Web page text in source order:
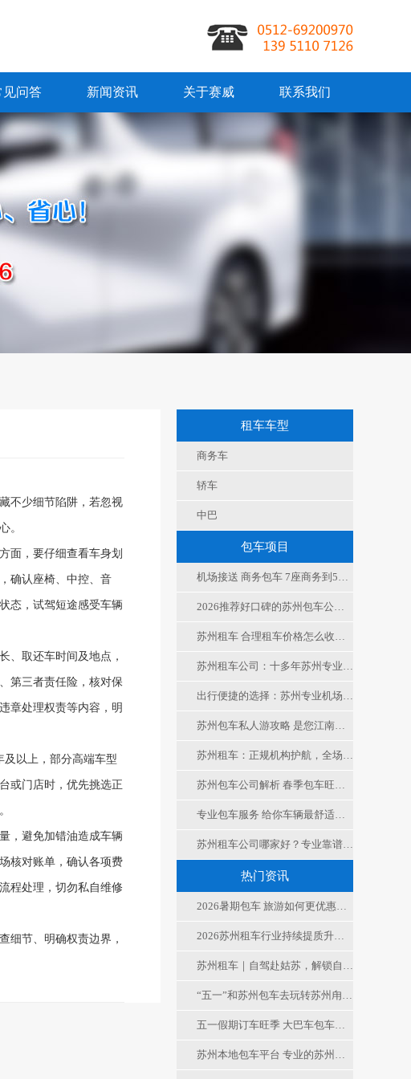
见问答 新闻资讯 关于赛威 联系我们
不少细节陷阱，若忽视
。
面，要仔细查看车身划
确认座椅、中控、音
态，试驾短途感受车辆
、取还车时间及地点，
第三者责任险，核对保
章处理权责等内容，明
以上，部分高端车型
或门店时，优先挑选正
，避免加错油造成车辆
核对账单，确认各项费
程处理，切勿私自维修
细节、明确权责边界，
租车车型
商务车
轿车
中巴
包车项目
机场接送 商务包车 7座商务到53座中巴给您24小时专属司机包车技巧
2026推荐好口碑的苏州包车公司之十几年的租车公司
苏州租车 合理租车价格怎么收费，赛威租车公司更划算实惠
苏州租车公司：十多年苏州专业代驾租车公司高口碑的包车公司
出行便捷的选择：苏州专业机场接送，让您畅通无忧
苏州包车私人游攻略 是您江南游最大的舒适合便捷
苏州租车：正规机构护航，全场景适配，便捷实惠更省心
苏州包车公司解析 春季包车旺季 如何选择车型
专业包车服务 给你车辆最舒适度保障 值得信赖
苏州租车公司哪家好？专业靠谱租车服务，解锁苏城出行新方式
热门资讯
2026暑期包车 旅游如何更优惠的租车
2026苏州租车行业持续提质升级，透明合规服务成市场新标杆
苏州租车｜自驾赴姑苏，解锁自由慢时光
“五一”和苏州包车去玩转苏州甪直古镇，非遗+市集+机器人
五一假期订车旺季 大巴车包车、大客车租车公司电话是多少
苏州本地包车平台 专业的苏州租车平台 无中间商的本地包车公司才是您的选择